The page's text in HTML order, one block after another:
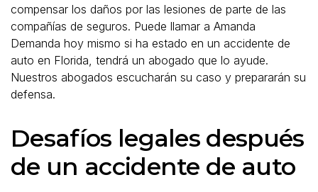
compensar los daños por las lesiones de parte de las
compañías de seguros. Puede llamar a Amanda
Demanda hoy mismo si ha estado en un accidente de
auto en Florida, tendrá un abogado que lo ayude.
Nuestros abogados escucharán su caso y prepararán su
defensa.
Desafíos legales después
de un accidente de auto